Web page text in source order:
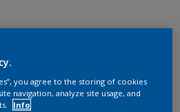
you agree to the storing of cookies
navigation, analyze site usage, and
Info